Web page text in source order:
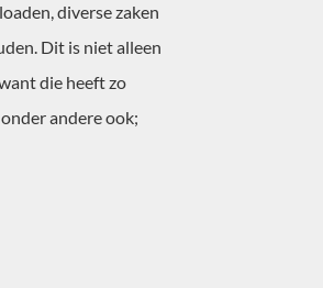
diverse zaken
Dit is niet alleen
die heeft zo
andere ook;